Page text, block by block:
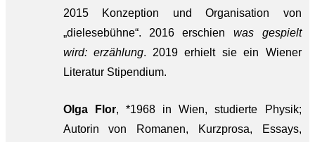
2015 Konzeption und Organisation von
„dielesebühne“. 2016 erschien was gespielt
wird: erzählung. 2019 erhielt sie ein Wiener
Literatur Stipendium.
Olga Flor, *1968 in Wien, studierte Physik;
Autorin von Romanen, Kurzprosa, Essays,